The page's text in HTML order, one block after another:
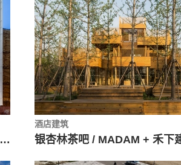
巴塞罗那老城区集装箱应急住房 / Straddle3 + Eulia Arkitektura + Yaiza Terré
酒店建筑
银杏林茶吧 / MADAM + 禾下